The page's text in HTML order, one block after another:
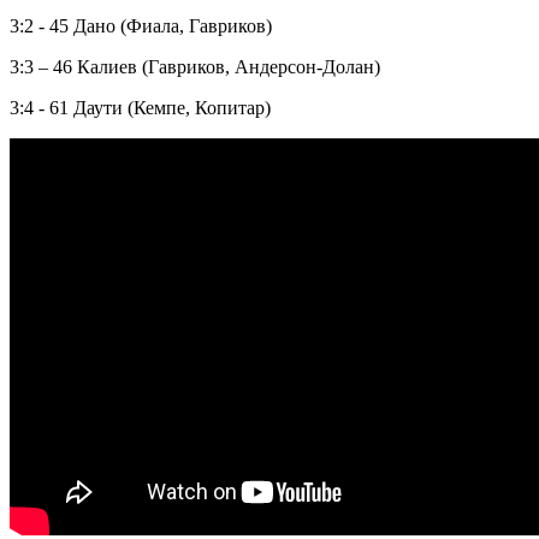
3:2 - 45 Дано (Фиала, Гавриков)
3:3 – 46 Калиев (Гавриков, Андерсон-Долан)
3:4 - 61 Даути (Кемпе, Копитар)